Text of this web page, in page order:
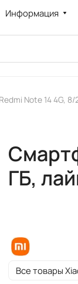
Информация
Note 14 4G,
ГБ,
Все товары